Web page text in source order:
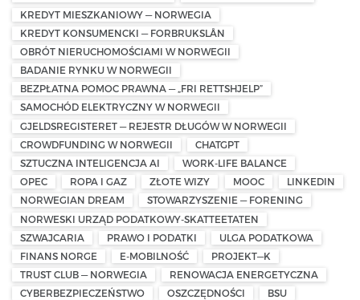
KREDYT MIESZKANIOWY — NORWEGIA
KREDYT KONSUMENCKI — FORBRUKSLÅN
OBRÓT NIERUCHOMOŚCIAMI W NORWEGII
BADANIE RYNKU W NORWEGII
BEZPŁATNA POMOC PRAWNA — „FRI RETTSHJELP”
SAMOCHÓD ELEKTRYCZNY W NORWEGII
GJELDSREGISTERET — REJESTR DŁUGÓW W NORWEGII
CROWDFUNDING W NORWEGII
CHATGPT
SZTUCZNA INTELIGENCJA AI
WORK-LIFE BALANCE
OPEC
ROPA I GAZ ZŁOTE WIZY MOOC
LINKEDIN
NORWEGIAN DREAM
STOWARZYSZENIE — FORENING
NORWESKI URZĄD PODATKOWY-SKATTEETATEN
SZWAJCARIA
PRAWO I PODATKI
ULGA PODATKOWA
FINANS NORGE
E-MOBILNOŚĆ
PROJEKT—K
TRUST CLUB — NORWEGIA
RENOWACJA ENERGETYCZNA
CYBERBEZPIECZEŃSTWO
OSZCZĘDNOŚCI
BSU